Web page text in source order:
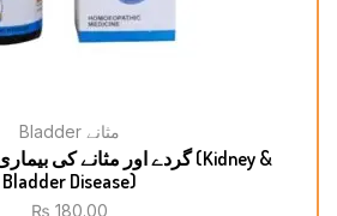
Bladder مثانے
Bladder Disease)
₨ 180.00